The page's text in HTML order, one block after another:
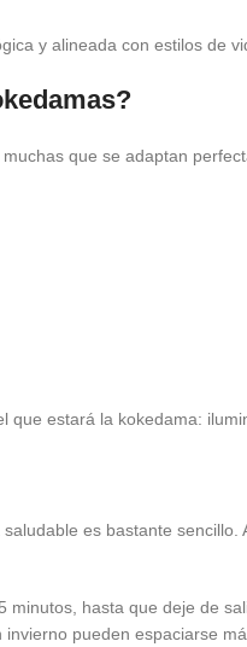
y alineada con estilos de
que se adaptan
estará la kokedama:
es bastante sencillo.
hasta que deje de
pueden espaciarse